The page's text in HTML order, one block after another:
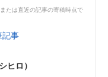
たは直近の記事の寄稿時点で
記事
ヒロ）